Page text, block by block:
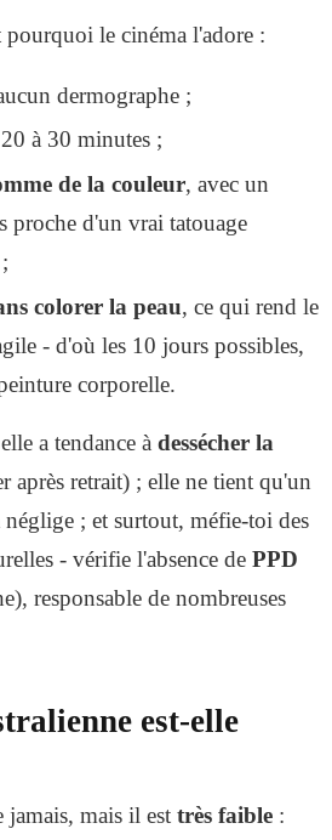
le cinéma l'adore :
dermographe ;
à 30 minutes ;
de la couleur, avec un
proche d'un vrai tatouage
colorer la peau, ce qui rend le
- d'où les 10 jours possibles,
corporelle.
a tendance à dessécher la
après retrait) ; elle ne tient qu'un
; et surtout, méfie-toi des
- vérifie l'absence de PPD
responsable de nombreuses
est-elle
jamais, mais il est très faible :